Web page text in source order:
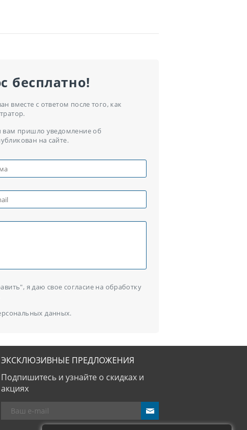
бесплатно!
вместе с ответом после того, как
вам пришло уведомление об
на сайте.
я даю свое согласие на обработку
данных.
ЭКСКЛЮЗИВНЫЕ ПРЕДЛОЖЕНИЯ
Подпишитесь и узнайте о скидках и
акциях
send